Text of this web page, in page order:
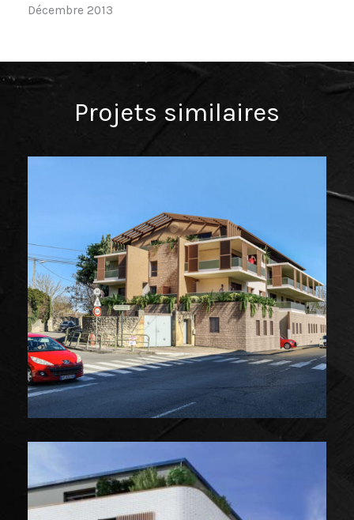
Décembre 2013
Projets similaires